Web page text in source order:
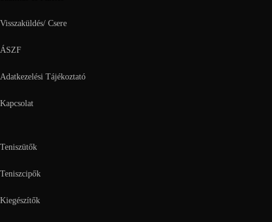
Visszaküldés/ Csere
ÁSZF
Adatkezelési Tájékoztató
Kapcsolat
Teniszütők
Teniszcipők
Kiegészítők